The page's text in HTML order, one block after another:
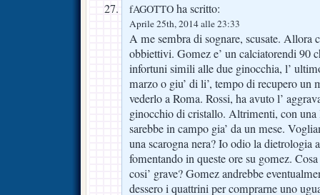
fAGOTTO ha scritto:
Aprile 25th, 2014 alle 23:33
A me sembra di sognare, scusate. Allora
obbiettivi. Gomez e’ un calciatorendi 90
infortuni simili alle due ginocchia, l’
marzo o giu’ di li’, tempo di recupero un
vederlo a Roma. Rossi, ha avuto l’
ginocchio di cristallo. Altrimenti, con una
sarebbe in campo gia’ da un mese.
una scarogna nera? Io odio la dietrologia
fomentando in queste ore su gomez.
cosi’ grave? Gomez andrebbe
dessero i quattrini per comprarne uno